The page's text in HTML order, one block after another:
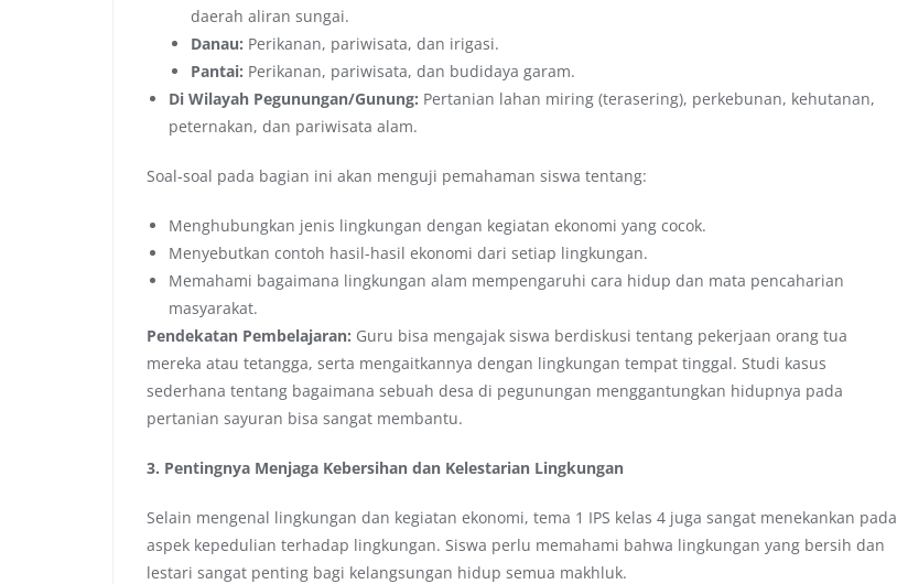
daerah aliran sungai.
Danau: Perikanan, pariwisata, dan irigasi.
Pantai: Perikanan, pariwisata, dan budidaya garam.
Di Wilayah Pegunungan/Gunung: Pertanian lahan miring (terasering), perkebunan, kehutanan,
peternakan, dan pariwisata alam.
Soal-soal pada bagian ini akan menguji pemahaman siswa tentang:
Menghubungkan jenis lingkungan dengan kegiatan ekonomi yang cocok.
Menyebutkan contoh hasil-hasil ekonomi dari setiap lingkungan.
Memahami bagaimana lingkungan alam mempengaruhi cara hidup dan mata pencaharian
masyarakat.
Pendekatan Pembelajaran: Guru bisa mengajak siswa berdiskusi tentang pekerjaan orang tua
mereka atau tetangga, serta mengaitkannya dengan lingkungan tempat tinggal. Studi kasus
sederhana tentang bagaimana sebuah desa di pegunungan menggantungkan hidupnya pada
pertanian sayuran bisa sangat membantu.
3. Pentingnya Menjaga Kebersihan dan Kelestarian Lingkungan
Selain mengenal lingkungan dan kegiatan ekonomi, tema 1 IPS kelas 4 juga sangat menekankan pada
aspek kepedulian terhadap lingkungan. Siswa perlu memahami bahwa lingkungan yang bersih dan
lestari sangat penting bagi kelangsungan hidup semua makhluk.